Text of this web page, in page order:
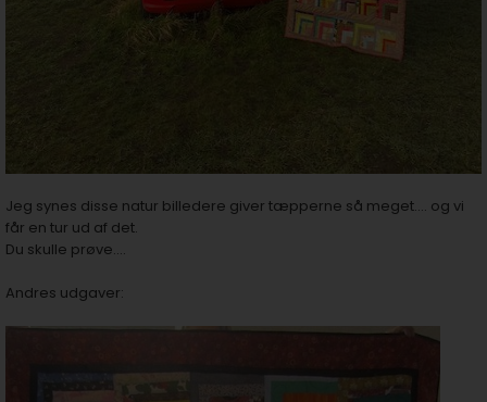
Jeg synes disse natur billedere giver tæpperne så meget.... og vi
får en tur ud af det.
Du skulle prøve....
Andres udgaver: